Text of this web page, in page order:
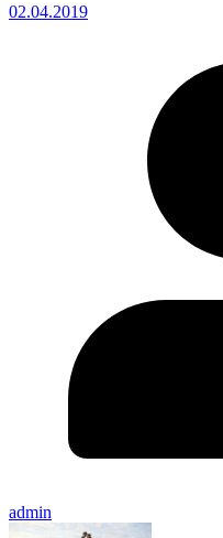
02.04.2019
admin